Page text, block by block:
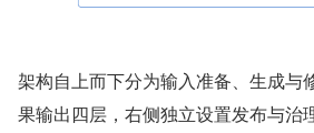
架构自上而下分为输入准备、生成与
果输出四层，右侧独立设置发布与治